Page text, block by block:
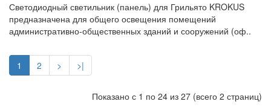
Светодиодный светильник (панель) для Грильято KROKUS
предназначена для общего освещения помещений
административно-общественных зданий и сооружений (оф..
1 2 > >|
Показано с 1 по 24 из 27 (всего 2 страниц)